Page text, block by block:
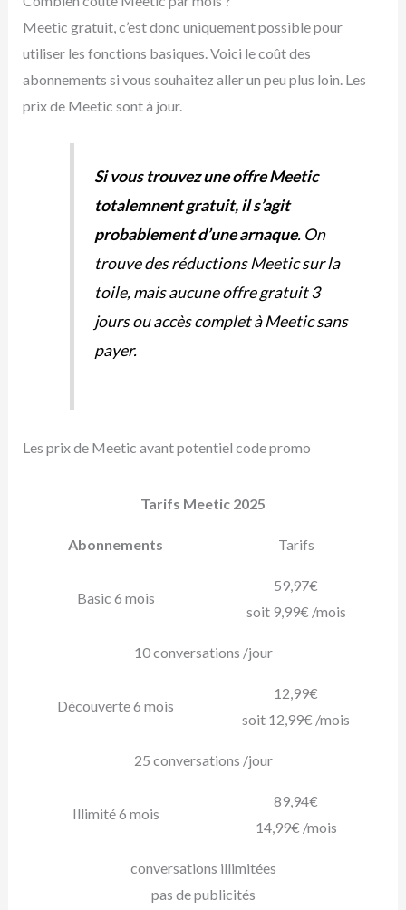
Meetic gratuit, c’est donc uniquement possible pour
utiliser les fonctions basiques. Voici le coût des
abonnements si vous souhaitez aller un peu plus loin. Les
prix de Meetic sont à jour.
Si vous trouvez une offre Meetic
totalemnent gratuit, il s’agit
probablement d’une arnaque. On
trouve des réductions Meetic sur la
toile, mais aucune offre gratuit 3
jours ou accès complet à Meetic sans
payer.
Les prix de Meetic avant potentiel code promo
Tarifs Meetic 2025
Abonnements Tarifs
Basic 6 mois
59,97€
soit 9,99€ /mois
10 conversations /jour
Découverte 6 mois
12,99€
soit 12,99€ /mois
25 conversations /jour
Illimité 6 mois
89,94€
14,99€ /mois
conversations illimitées
pas de publicités